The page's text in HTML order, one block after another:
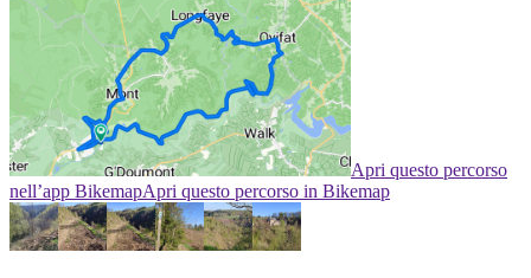
Apri questo percorso
nell’app BikemapApri questo percorso in Bikemap